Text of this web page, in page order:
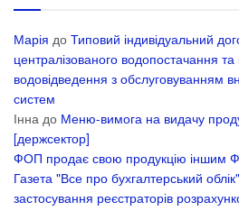
Марія до Типовий індивідуальний
централізованого водопостачання та
водовідведення з обслуговуванням
систем
Інна до Меню-вимога на видачу
[держсектор]
ФОП продає свою продукцію іншим
Газета "Все про бухгалтерський облік"
застосування реєстраторів